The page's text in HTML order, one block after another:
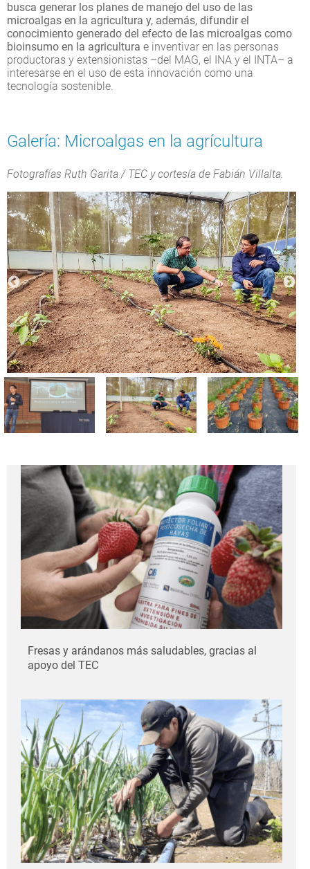
busca generar los planes de manejo del uso de las
microalgas en la agricultura y, además, difundir el
conocimiento generado del efecto de las microalgas como
bioinsumo en la agricultura e inventivar en las personas
productoras y extensionistas –del MAG, el INA y el INTA– a
interesarse en el uso de esta innovación como una
tecnología sostenible.
Galería: Microalgas en la agrícultura
Fotografías Ruth Garita / TEC y cortesía de Fabián Villalta.
Fresas y arándanos más saludables, gracias al
apoyo del TEC